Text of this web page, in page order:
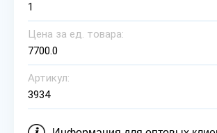
1
Цена за ед. товара:
7700.0
Артикул:
3934